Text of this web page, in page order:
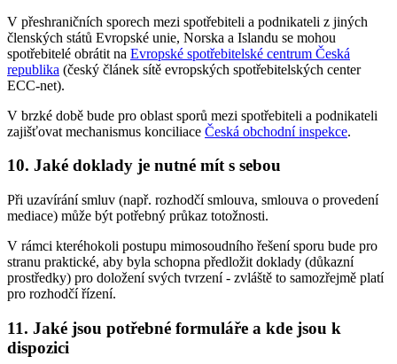
V přeshraničních sporech mezi spotřebiteli a podnikateli z jiných
členských států Evropské unie, Norska a Islandu se mohou
spotřebitelé obrátit na Evropské spotřebitelské centrum Česká
republika (český článek sítě evropských spotřebitelských center
ECC-net).
V brzké době bude pro oblast sporů mezi spotřebiteli a podnikateli
zajišťovat mechanismus konciliace Česká obchodní inspekce.
10. Jaké doklady je nutné mít s sebou
Při uzavírání smluv (např. rozhodčí smlouva, smlouva o provedení
mediace) může být potřebný průkaz totožnosti.
V rámci kteréhokoli postupu mimosoudního řešení sporu bude pro
stranu praktické, aby byla schopna předložit doklady (důkazní
prostředky) pro doložení svých tvrzení - zvláště to samozřejmě platí
pro rozhodčí řízení.
11. Jaké jsou potřebné formuláře a kde jsou k
dispozici